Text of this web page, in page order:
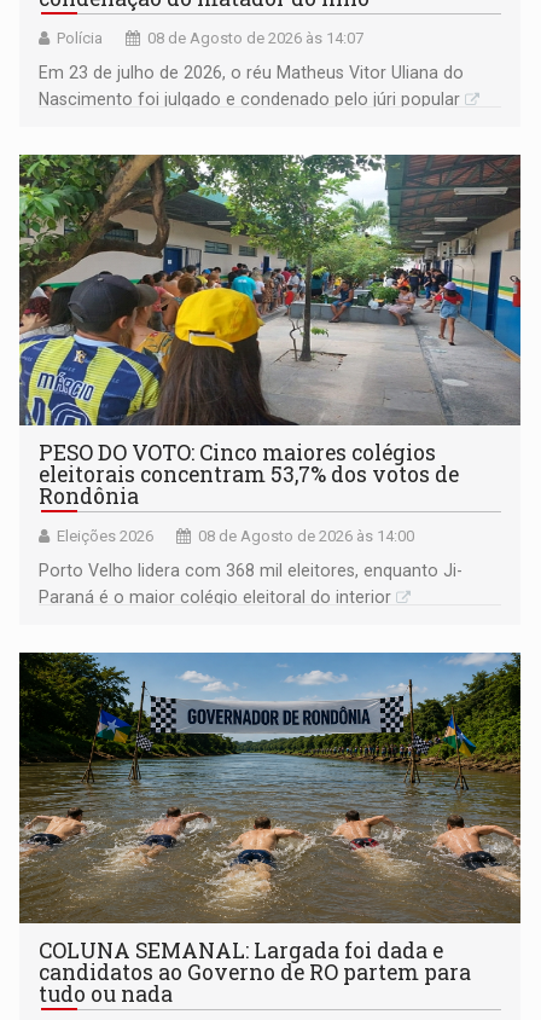
Polícia 08 de Agosto de 2026 às 14:07
Em 23 de julho de 2026, o réu Matheus Vitor Uliana do
Nascimento foi julgado e condenado pelo júri popular
PESO DO VOTO: Cinco maiores colégios
eleitorais concentram 53,7% dos votos de
Rondônia
Eleições 2026 08 de Agosto de 2026 às 14:00
Porto Velho lidera com 368 mil eleitores, enquanto Ji-
Paraná é o maior colégio eleitoral do interior
COLUNA SEMANAL: Largada foi dada e
candidatos ao Governo de RO partem para
tudo ou nada